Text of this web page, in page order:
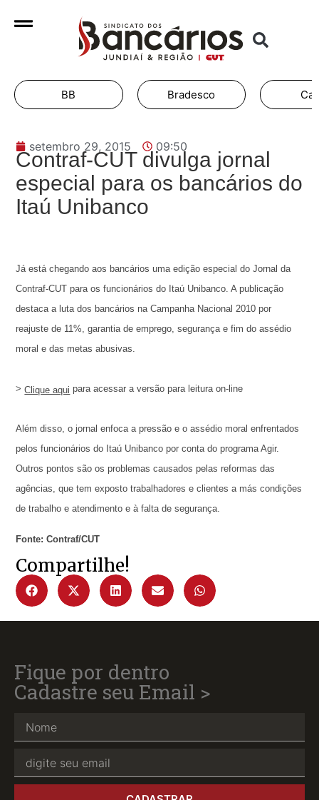
BB Bradesco
setembro 29, 2015 09:50
Contraf-CUT divulga jornal
especial para os bancários do
Itaú Unibanco
Já está chegando aos bancários uma edição especial do Jornal da
Contraf-CUT para os funcionários do Itaú Unibanco. A publicação
destaca a luta dos bancários na Campanha Nacional 2010 por
reajuste de 11%, garantia de emprego, segurança e fim do assédio
moral e das metas abusivas.
> Clique aqui para acessar a versão para leitura on-line
Além disso, o jornal enfoca a pressão e o assédio moral enfrentados
pelos funcionários do Itaú Unibanco por conta do programa Agir.
Outros pontos são os problemas causados pelas reformas das
agências, que tem exposto trabalhadores e clientes a más condições
de trabalho e atendimento e à falta de segurança.
Fonte: Contraf/CUT
Compartilhe!
Fique por dentro
Cadastre seu Email >